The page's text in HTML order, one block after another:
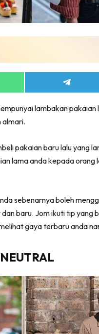
Share
on
lambakan pakaian
almari.
pakaian baru lalu yang
lama anda kepada orang
sebenarnya boleh
baru. Jom ikuti tip yang
gaya terbaru anda